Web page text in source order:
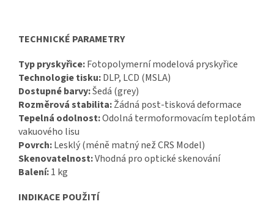
TECHNICKÉ PARAMETRY
Typ pryskyřice:Fotopolymerní modelová pryskyřice
Technologie tisku:DLP, LCD (MSLA)
Dostupné barvy:Šedá (grey)
Rozměrová stabilita:Žádná post-tisková deformace
Tepelná odolnost:Odolná termoformovacím teplotám
vakuového lisu
Povrch:Lesklý (méně matný než CRS Model)
Skenovatelnost:Vhodná pro optické skenování
Balení:1 kg
INDIKACE POUŽITÍ